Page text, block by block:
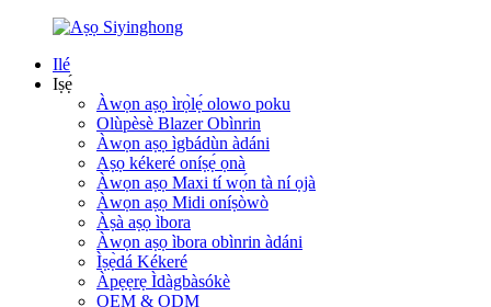
Ilé
Iṣẹ́
Àwọn aṣọ ìrọ̀lẹ́ olowo poku
Olùpèsè Blazer Obìnrin
Àwọn aṣọ ìgbádùn àdáni
Aṣọ kékeré oníṣẹ́ ọnà
Àwọn aṣọ Maxi tí wọ́n tà ní ọjà
Àwọn aṣọ Midi oníṣòwò
Àṣà aṣọ ìbora
Àwọn aṣọ ìbora obìnrin àdáni
Ìṣẹ̀dá Kékeré
Àpẹẹrẹ Ìdàgbàsókè
OEM & ODM